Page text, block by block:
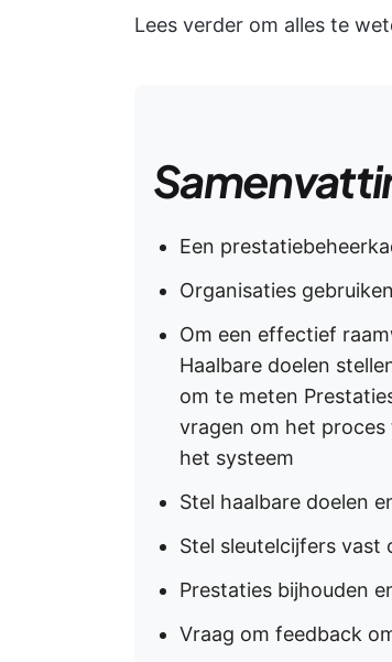
Lees verder om alles te
Een
Organisaties
Om een effectief
Haalbare doelen
om te meten
vragen om het proces
het systeem
Stel haalbare doelen
Stel sleutelcijfers vast
Prestaties bijhouden
Vraag om feedback